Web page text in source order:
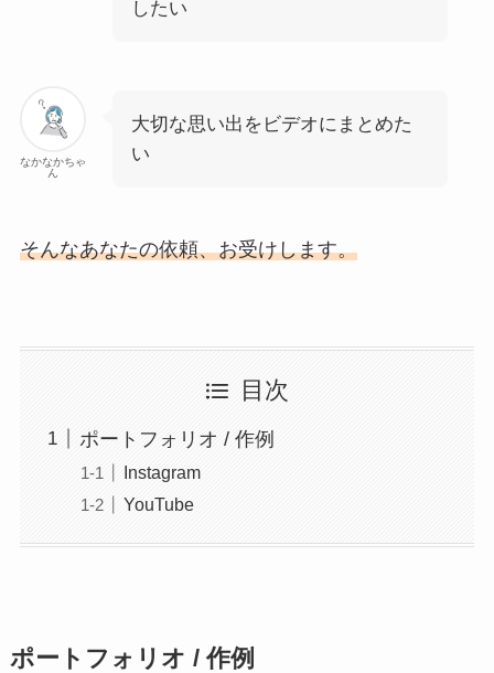
したい
なかなかちゃ
ん
大切な思い出をビデオにまとめた
い
そんなあなたの依頼、お受けします。
目次
ポートフォリオ / 作例
Instagram
YouTube
ポートフォリオ / 作例